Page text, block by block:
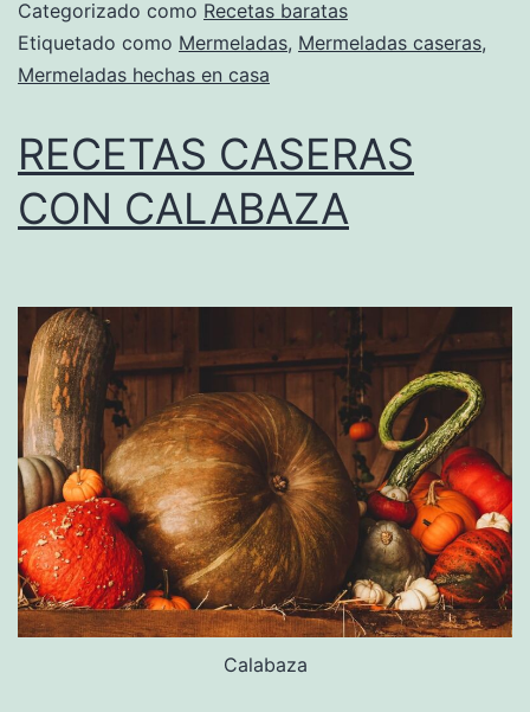
Categorizado como Recetas baratas
Etiquetado como Mermeladas, Mermeladas caseras,
Mermeladas hechas en casa
RECETAS CASERAS
CON CALABAZA
Calabaza